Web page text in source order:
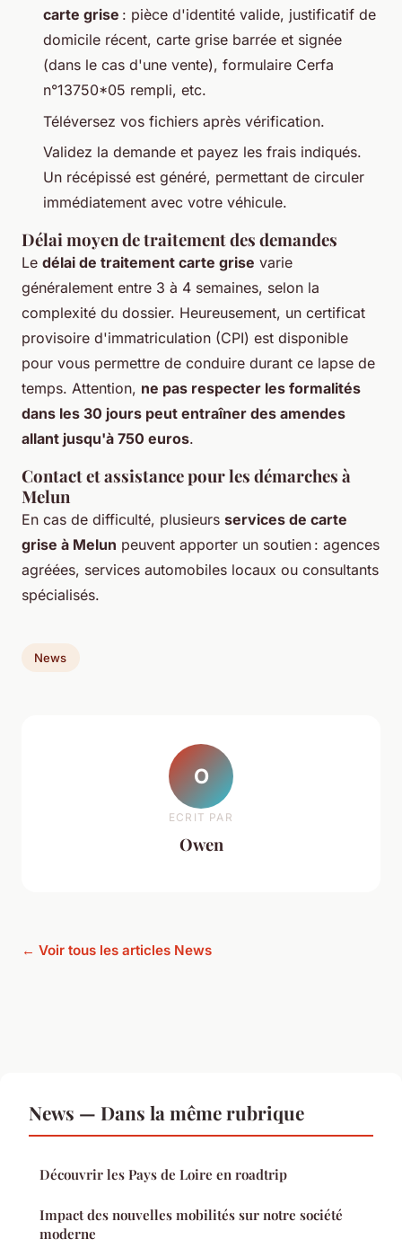
carte grise : pièce d'identité valide, justificatif de
domicile récent, carte grise barrée et signée
(dans le cas d'une vente), formulaire Cerfa
n°13750*05 rempli, etc.
Téléversez vos fichiers après vérification.
Validez la demande et payez les frais indiqués.
Un récépissé est généré, permettant de circuler
immédiatement avec votre véhicule.
Délai moyen de traitement des demandes
Le délai de traitement carte grise varie
généralement entre 3 à 4 semaines, selon la
complexité du dossier. Heureusement, un certificat
provisoire d'immatriculation (CPI) est disponible
pour vous permettre de conduire durant ce lapse de
temps. Attention, ne pas respecter les formalités
dans les 30 jours peut entraîner des amendes
allant jusqu'à 750 euros.
Contact et assistance pour les démarches à
Melun
En cas de difficulté, plusieurs services de carte
grise à Melun peuvent apporter un soutien : agences
agréées, services automobiles locaux ou consultants
spécialisés.
News
O
ECRIT PAR
Owen
← Voir tous les articles News
News — Dans la même rubrique
Découvrir les Pays de Loire en roadtrip
Impact des nouvelles mobilités sur notre société
moderne